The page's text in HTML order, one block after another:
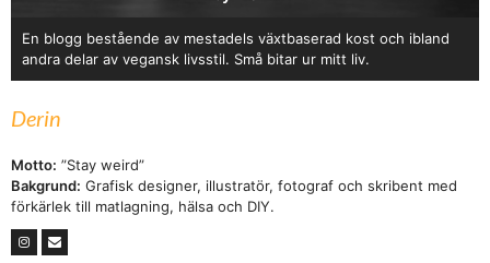
En blogg bestående av mestadels växtbaserad kost och ibland
andra delar av vegansk livsstil. Små bitar ur mitt liv.
Derin
Motto: ”Stay weird”
Bakgrund: Grafisk designer, illustratör, fotograf och skribent med
förkärlek till matlagning, hälsa och DIY.